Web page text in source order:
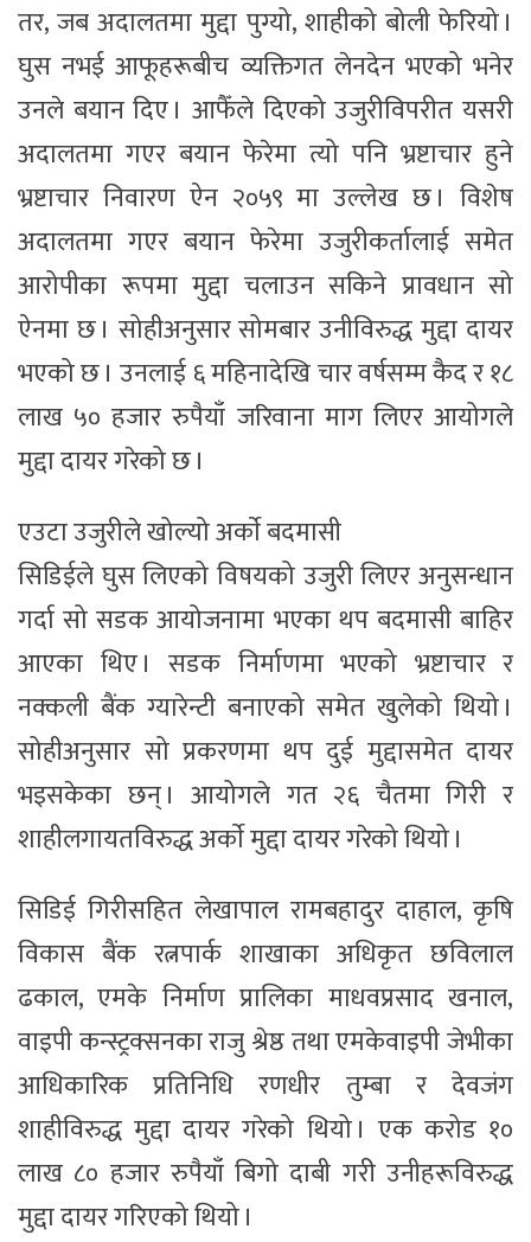
तर, जब अदालतमा मुद्दा पुग्यो, शाहीको बोली फेरियो ।
घुस नभई आफूहरूबीच व्यक्तिगत लेनदेन भएको भनेर
उनले बयान दिए । आफैँले दिएको उजुरीविपरीत यसरी
अदालतमा गएर बयान फेरेमा त्यो पनि भ्रष्टाचार हुने
भ्रष्टाचार निवारण ऐन २०५९ मा उल्लेख छ । विशेष
अदालतमा गएर बयान फेरेमा उजुरीकर्तालाई समेत
आरोपीका रूपमा मुद्दा चलाउन सकिने प्रावधान सो
ऐनमा छ । सोहीअनुसार सोमबार उनीविरुद्ध मुद्दा दायर
भएको छ । उनलाई ६ महिनादेखि चार वर्षसम्म कैद र १८
लाख ५० हजार रुपैयाँ जरिवाना माग लिएर आयोगले
मुद्दा दायर गरेको छ ।
एउटा उजुरीले खोल्यो अर्काे बदमासी
सिडिईले घुस लिएको विषयको उजुरी लिएर अनुसन्धान
गर्दा सो सडक आयोजनामा भएका थप बदमासी बाहिर
आएका थिए । सडक निर्माणमा भएको भ्रष्टाचार र
नक्कली बैंक ग्यारेन्टी बनाएको समेत खुलेको थियो ।
सोहीअनुसार सो प्रकरणमा थप दुई मुद्दासमेत दायर
भइसकेका छन् । आयोगले गत २६ चैतमा गिरी र
शाहीलगायतविरुद्ध अर्काे मुद्दा दायर गरेको थियो ।
सिडिई गिरीसहित लेखापाल रामबहादुर दाहाल, कृषि
विकास बैंक रत्नपार्क शाखाका अधिकृत छविलाल
ढकाल, एमके निर्माण प्रालिका माधवप्रसाद खनाल,
वाइपी कन्स्ट्रक्सनका राजु श्रेष्ठ तथा एमकेवाइपी जेभीका
आधिकारिक प्रतिनिधि रणधीर तुम्बा र देवजंग
शाहीविरुद्ध मुद्दा दायर गरेको थियो । एक करोड १०
लाख ८० हजार रुपैयाँ बिगो दाबी गरी उनीहरूविरुद्ध
मुद्दा दायर गरिएको थियो ।